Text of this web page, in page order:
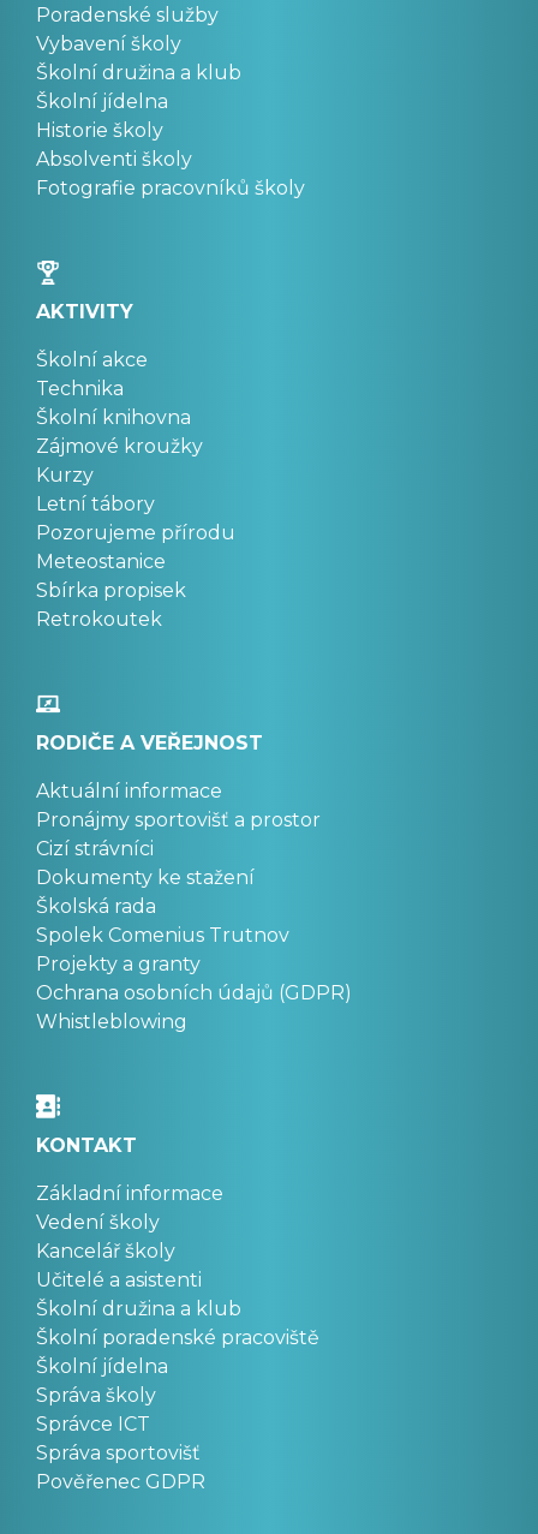
Poradenské služby
Vybavení školy
Školní družina a klub
Školní jídelna
Historie školy
Absolventi školy
Fotografie pracovníků školy
AKTIVITY
Školní akce
Technika
Školní knihovna
Zájmové kroužky
Kurzy
Letní tábory
Pozorujeme přírodu
Meteostanice
Sbírka propisek
Retrokoutek
RODIČE A VEŘEJNOST
Aktuální informace
Pronájmy sportovišť a prostor
Cizí strávníci
Dokumenty ke stažení
Školská rada
Spolek Comenius Trutnov
Projekty a granty
Ochrana osobních údajů (GDPR)
Whistleblowing
KONTAKT
Základní informace
Vedení školy
Kancelář školy
Učitelé a asistenti
Školní družina a klub
Školní poradenské pracoviště
Školní jídelna
Správa školy
Správce ICT
Správa sportovišť
Pověřenec GDPR